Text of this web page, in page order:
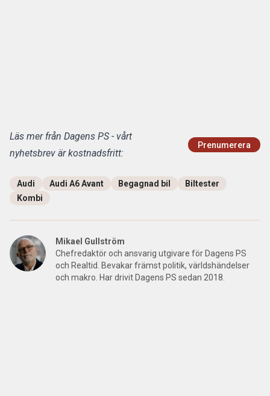
Läs mer från Dagens PS - vårt
nyhetsbrev är kostnadsfritt:
Prenumerera
Audi Audi A6 Avant Begagnad bil
Biltester
Kombi
Mikael Gullström
Chefredaktör och ansvarig utgivare för Dagens PS
och Realtid. Bevakar främst politik, världshändelser
och makro. Har drivit Dagens PS sedan 2018.